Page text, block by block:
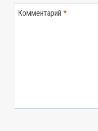
Комментарий *